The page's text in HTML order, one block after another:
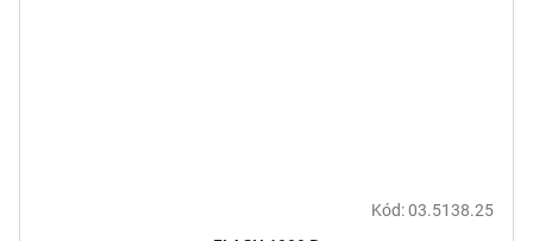
Kód:03.5138.25